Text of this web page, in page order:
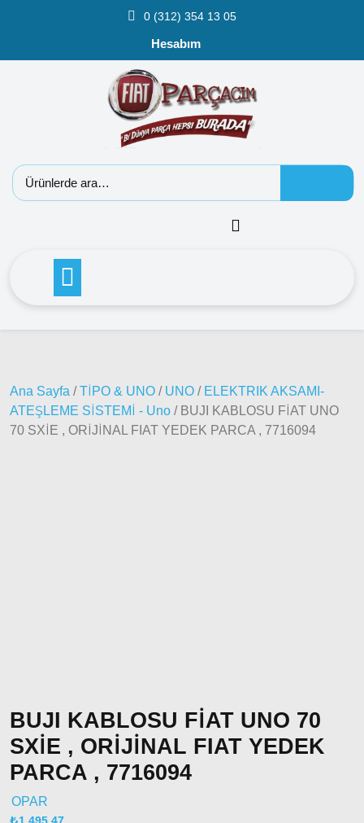
0 (312) 354 13 05
Hesabım
Doblo
2005
Modeller
Doblo
– Şahin –
Kartal
Ducato
Ana Sayfa /TİPO & UNO / UNO / ELEKTRIK AKSAMI-
ATEŞLEME SİSTEMİ - Uno / BUJI KABLOSU FİAT UNO
70 SXİE , ORİJİNAL FIAT YEDEK PARCA , 7716094
BUJI KABLOSU FİAT UNO 70
SXİE , ORİJİNAL FIAT YEDEK
PARCA , 7716094
OPAR